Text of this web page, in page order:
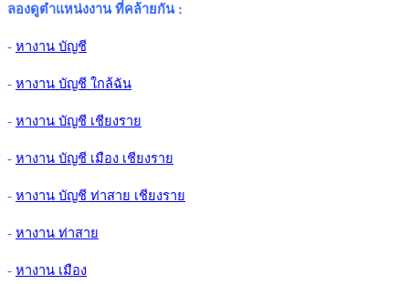
ลองดูตำแหน่งงาน ที่คล้ายกัน:
- หางาน บัญชี
- หางาน บัญชี ใกล้ฉัน
- หางาน บัญชี เชียงราย
- หางาน บัญชี เมือง เชียงราย
- หางาน บัญชี ท่าสาย เชียงราย
- หางาน ท่าสาย
- หางาน เมือง